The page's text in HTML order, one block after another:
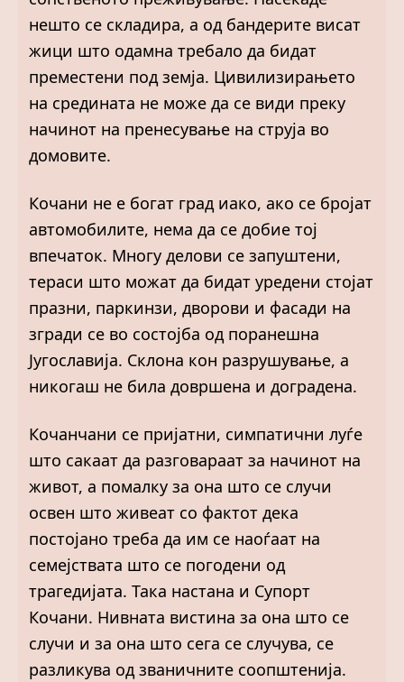
нешто се складира, а од бандерите висат
жици што одамна требало да бидат
преместени под земја. Цивилизирањето
на средината не може да се види преку
начинот на пренесување на струја во
домовите.
Кочани не е богат град иако, ако се бројат
автомобилите, нема да се добие тој
впечаток. Многу делови се запуштени,
тераси што можат да бидат уредени стојат
празни, паркинзи, дворови и фасади на
згради се во состојба од поранешна
Југославија. Склона кон разрушување, а
никогаш не била довршена и доградена.
Кочанчани се пријатни, симпатични луѓе
што сакаат да разговараат за начинот на
живот, а помалку за она што се случи
освен што живеат со фактот дека
постојано треба да им се наоѓаат на
семејствата што се погодени од
трагедијата. Така настана и Супорт
Кочани. Нивната вистина за она што се
случи и за она што сега се случува, се
разликува од званичните соопштенија.